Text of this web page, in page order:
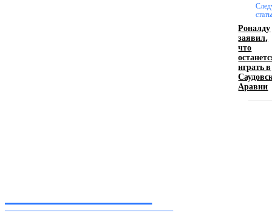
Девушка в бокале: легендарный номер бурлеска
Роналду
заявил,
что
играть в
Аравии